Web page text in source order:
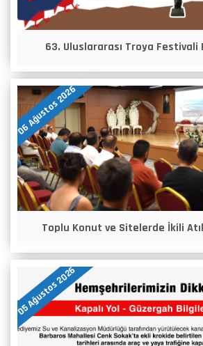
63. Uluslararası Troya Festivali
06 Ağustos 2026
Toplu Konut ve Sitelerde İkili
05 Ağustos 2026